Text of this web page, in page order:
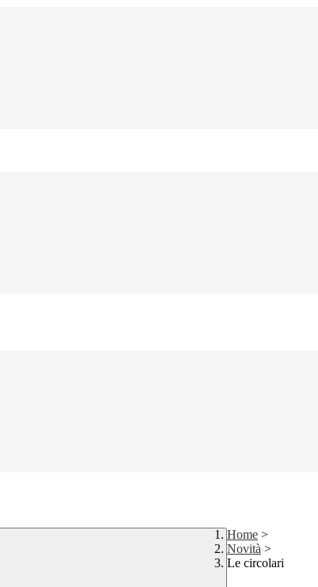
Home >
Novità >
Le circolari